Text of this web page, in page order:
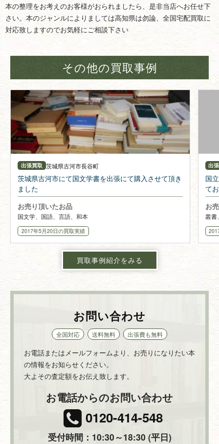
本の整理をお考えのお客様がおられましたら、是非当店へお任せ下
さい。本のジャンルによりましては高知県は勿論、全国宅配買取に
対応致しますのでお気軽にご相談下さい
その他の買取事例
出張買取 茨城県古河市長谷町
茨城県古河市にて国文学書を出張にて購入させて頂き
ました
お売り頂いたお品
国文学、国語、言語、和本
2017年5月20日の買取実績
出
国
て
お
叢書
買取事例紹介をみる
お問い合わせ
全国対応 送料無料 出張費も無料
お電話またはメールフォームより、お売りになりたい本
の情報をお知らせください。
大よその査定額をお伝え致します。
お電話からのお問い合わせ
0120-414-548
受付時間：10:30～18:30 (平日)